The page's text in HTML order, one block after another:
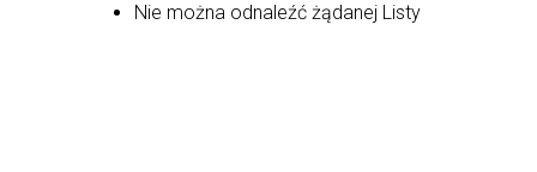
Nie można odnaleźć żądanej Listy